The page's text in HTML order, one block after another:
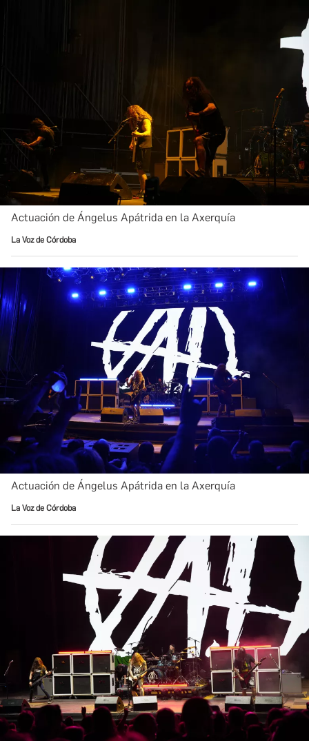
Actuación de Ángelus Apátrida en la Axerquía
La Voz de Córdoba
Actuación de Ángelus Apátrida en la Axerquía
La Voz de Córdoba